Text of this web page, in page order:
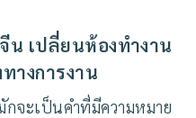
น เปลี่ยนห้องทำงาน
างการงาน
จะเป็นคำที่มีความหมาย